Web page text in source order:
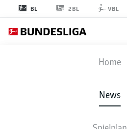
BL 2BL VBL
Home
News